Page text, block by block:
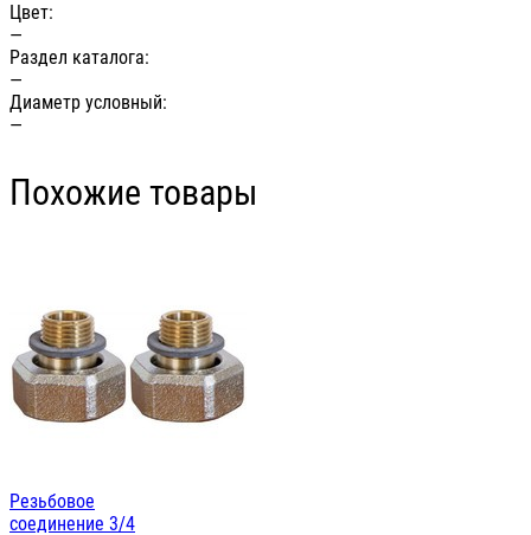
Цвет:
—
Раздел каталога:
—
Диаметр условный:
—
Похожие товары
Резьбовое
соединение 3/4